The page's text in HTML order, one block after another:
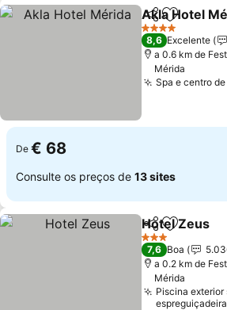
Partilhar
Akla Hotel
4 Estrelas
8,6 Excelente
a 0.6 km de
Mérida
Spa e centro
De € 68
Consulte os preços de 13 sites
Partilhar
Hotel Zeus
3 Estrelas
7,6 Boa
a 0.2 km de
Mérida
Piscina